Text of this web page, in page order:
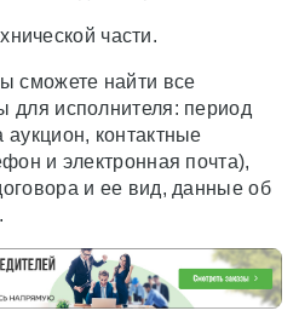
части.
сможете найти все
для исполнителя: период
контактные
и электронная почта),
и ее вид, данные об